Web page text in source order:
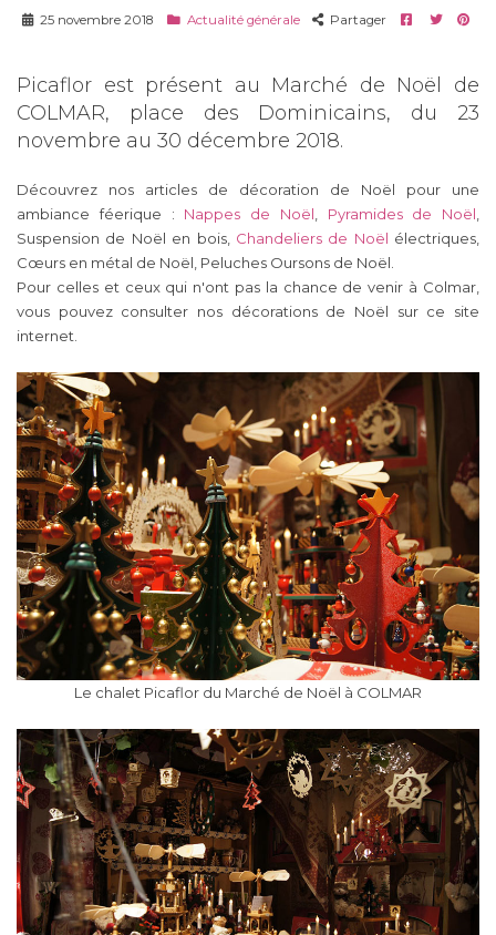
25 novembre 2018 Actualité générale Partager Facebook
Twitter
Picaflor est présent au Marché de Noël de
COLMAR, place des Dominicains, du 23
novembre au 30 décembre 2018.
Découvrez nos articles de décoration de Noël pour une
ambiance féerique : Nappes de Noël Pyramides de Noël
Suspension de Noël en bois, Chandeliers de Noël électriques,
Cœurs en métal de Noël, Peluches Oursons de Noël.
Pour celles et ceux qui n'ont pas la chance de venir à Colmar,
vous pouvez consulter nos décorations de Noël sur ce site
internet.
Le chalet Picaflor du Marché de Noël à COLMAR